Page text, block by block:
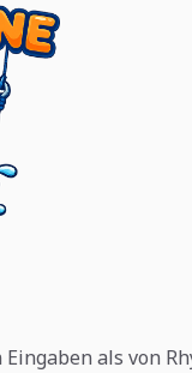
als von